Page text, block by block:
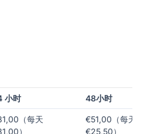
小时 48小时
（每天
）
€51,00（每天
€25,50）